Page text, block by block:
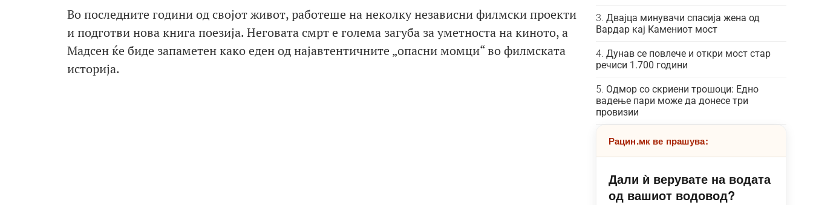
Во последните години од својот живот, работеше на неколку независни филмски проекти
и подготви нова книга поезија. Неговата смрт е голема загуба за уметноста на киното, а
Мадсен ќе биде запаметен како еден од најавтентичните „опасни момци“ во филмската
историја.
Двајца минувачи спасија жена од
Вардар кај Камениот мост
Дунав се повлече и откри мост стар
речиси 1.700 години
Одмор со скриени трошоци: Едно
вадење пари може да донесе три
провизии
Рацин.мк ве прашува:
Дали ѝ верувате на водата
од вашиот водовод?